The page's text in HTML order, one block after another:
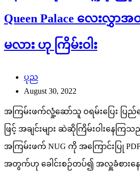
Queen Palace လေးလွှာ
မလား ဟု ကြိမ်းဝါး
ပုည
August 30, 2022
အကြမ်းဖက်လှုံ့ဆော်သူ ဝရမ်းပြေး ပြည်ပ
ဖြင့် အချင်းများ ဆဲဆိုကြိမ်းဝါးနေ
အကြမ်းဖက် NUG ကို အကြောင်းပြု
အတွက်ဟု ခေါင်းစဉ်တပ်၍ အလှူခံစားနေ